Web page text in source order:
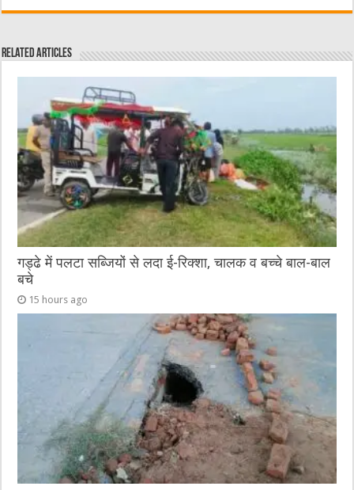
c
e
b
o
o
k
it
r
C
at
ai ss
n
er
at
A
p
Related Articles
गड्ढे में पलटा सब्जियों से लदा ई-रिक्शा, चालक व बच्चे बाल-बाल
बचे
15 hours ago